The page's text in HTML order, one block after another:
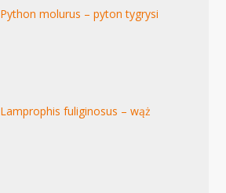
Python molurus – pyton tygrysi
Lamprophis fuliginosus – wąż